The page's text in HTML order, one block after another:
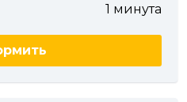
1 минута